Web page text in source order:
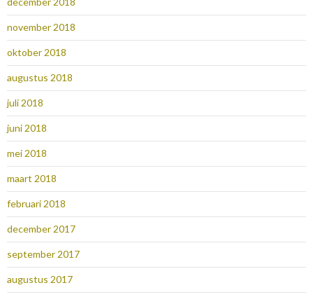
november 2018
oktober 2018
augustus 2018
juli 2018
juni 2018
mei 2018
maart 2018
februari 2018
december 2017
september 2017
augustus 2017